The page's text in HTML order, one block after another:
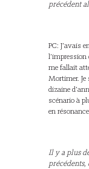
précédent
PC: J’avais
l’impression
me fallait
Mortimer. Je
dizaine
scénario à
en
Il y a plus